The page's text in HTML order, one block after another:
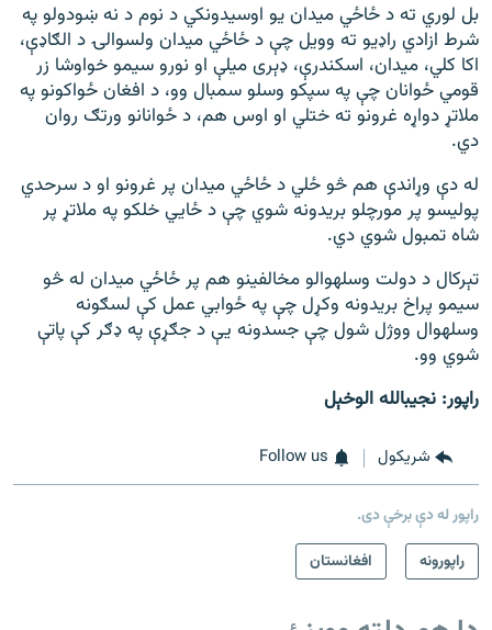
بل لوري ته د ځاځي میدان یو اوسیدونکي د نوم د نه ښودولو په
شرط ازادي راډیو ته وویل چې د ځاځي میدان ولسوالۍ د الګاډې،
اکا کلي، میدان، اسکندرې، ډېری میلې او نورو سیمو خواوشا زر
قومي ځوانان چې په سپکو وسلو سمبال وو، د افغان ځواکونو په
ملاتړ دواړه غرونو ته ختلي او اوس هم، د ځوانانو ورتګ روان
دي.
له دې وړاندې هم څو ځلي د ځاځي میدان پر غرونو او د سرحدي
پولیسو پر مورچلو بریدونه شوي چې د ځايي خلکو په ملاتړ پر
شاه تمبول شوي دي.
تېرکال د دولت وسله‎والو مخالفینو هم پر ځاځي میدان له څو
سیمو پراخ بریدونه وکړل چې په ځوابي عمل کې لسګونه
وسله‎وال ووژل شول چې جسدونه يې د جګړې په ډګر کې پاتې
شوي وو.
راپور: نجیب‎الله الوخېل
شريکول Follow us
راپور له دې برخې دی.
راپورونه
افغانستان